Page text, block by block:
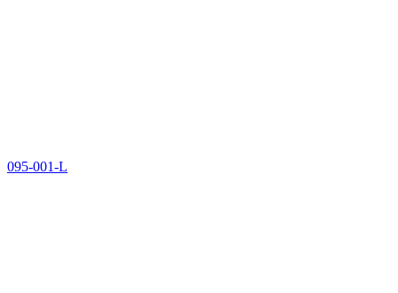
095-001-L